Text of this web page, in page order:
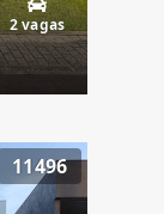
2 vagas
11496